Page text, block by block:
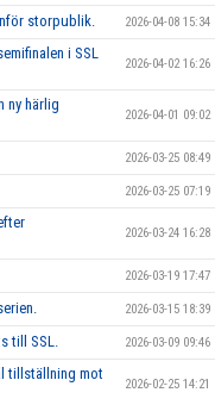
storpublik. 2026-04-08 15:34
i SSL
2026-04-02 16:26
ny härlig
2026-04-01 09:02
2026-03-25 08:49
2026-03-25 07:19
2026-03-24 16:28
2026-03-19 17:47
2026-03-15 18:39
till SSL. 2026-03-09 09:46
tillställning mot
2026-02-25 14:21